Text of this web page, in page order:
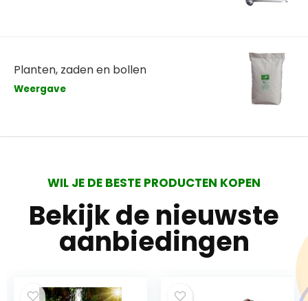
Planten, zaden en bollen
Weergave
WIL JE DE BESTE PRODUCTEN KOPEN
Bekijk de nieuwste
aanbiedingen